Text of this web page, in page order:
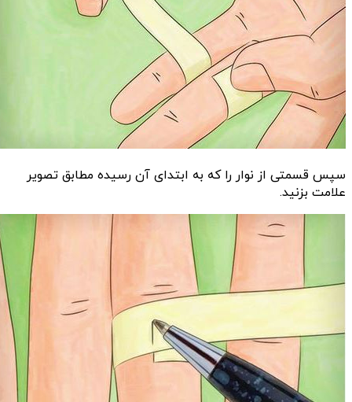
سپس قسمتی از نوار را که به ابتدای آن رسیده مطابق تصویر
علامت بزنید.